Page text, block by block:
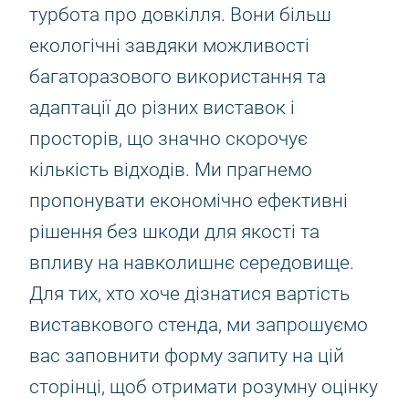
турбота про довкілля. Вони більш
екологічні завдяки можливості
багаторазового використання та
адаптації до різних виставок і
просторів, що значно скорочує
кількість відходів. Ми прагнемо
пропонувати економічно ефективні
рішення без шкоди для якості та
впливу на навколишнє середовище.
Для тих, хто хоче дізнатися вартість
виставкового стенда, ми запрошуємо
вас заповнити форму запиту на цій
сторінці, щоб отримати розумну оцінку